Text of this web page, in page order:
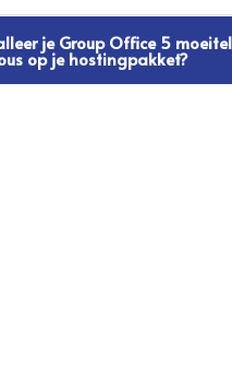
je Group Office 5
op je hostingpakket?